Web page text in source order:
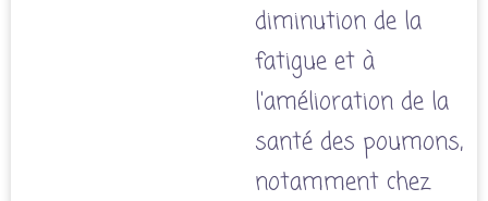
diminution de la
fatigue et à
l'amélioration de la
santé des poumons,
notamment chez